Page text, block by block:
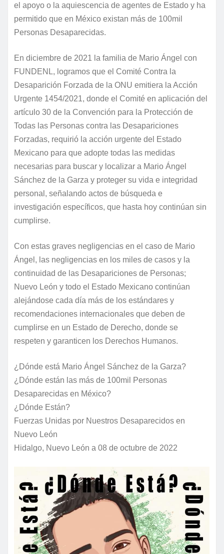
el apoyo o la aquiescencia de agentes de Estado y ha
permitido que en México existan más de 100mil
Personas Desaparecidas.
En diciembre de 2021 la familia de Mario Ángel con
FUNDENL, logramos que el Comité Contra la
Desaparición Forzada de la ONU emitiera la Acción
Urgente 1454/2021, donde el Comité en aplicación del
artículo 30 de la Convención para la Protección de
Todas las Personas contra las Desapariciones
Forzadas, requirió la acción urgente del Estado
Mexicano para que adopte todas las medidas
necesarias para buscar y localizar a Mario Ángel
Sánchez de la Garza y proteger su vida e integridad
personal, señalando actos de búsqueda e
investigación específicos, que hasta hoy continúan sin
cumplirse.
Con estas graves negligencias en el caso de Mario
Ángel, las negligencias en los miles de casos y la
continuidad de las Desapariciones de Personas;
Nuevo León y todo el Estado Mexicano continúan
alejándose cada día más de los estándares y
recomendaciones internacionales que deben de
cumplirse en un Estado de Derecho, donde se
respeten y garanticen los Derechos Humanos.
¿Dónde está Mario Ángel Sánchez de la Garza?
¿Dónde están las más de 100mil Personas
Desaparecidas en México?
¿Dónde Están?
Fuerzas Unidas por Nuestros Desaparecidos en
Nuevo León
Hidalgo, Nuevo León a 08 de octubre de 2022